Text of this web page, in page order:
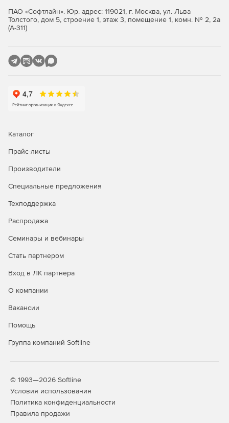
ПАО «Софтлайн». Юр. адрес: 119021, г. Москва, ул. Льва
Толстого, дом 5, строение 1, этаж 3, помещение 1, комн. № 2, 2а
(А-311)
Каталог
Прайс-листы
Производители
Специальные предложения
Техподдержка
Распродажа
Семинары и вебинары
Стать партнером
Вход в ЛК партнера
О компании
Вакансии
Помощь
Группа компаний Softline
© 1993—2026 Softline
Условия использования
Политика конфиденциальности
Правила продажи